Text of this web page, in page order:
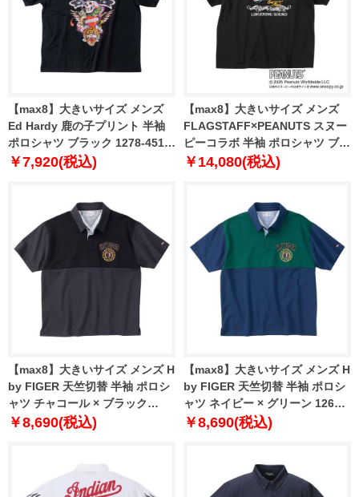
【max8】大きいサイズ メンズ
Ed Hardy 鹿の子プリント 半袖
ポロシャツ ブラック 1278-4516-
2 3L 4L 5L 6L 8L
￥7,920(税込)
【max8】大きいサイズ メンズ
FLAGSTAFF×PEANUTS スヌー
ピーコラボ 半袖 ポロシャツ ブラ
ック 1278-5229-1 3L 4L 5L 6L
￥14,080(税込)
【max8】大きいサイズ メンズ H
by FIGER 天竺切替 半袖 ポロシ
ャツ チャコール × ブラック
1268-4241-2 3L 4L 5L 6L 8L
￥8,690(税込)
【max8】大きいサイズ メンズ H
by FIGER 天竺切替 半袖 ポロシ
ャツ ネイビー × グリーン 1268-
4241-1 3L 4L 5L 6L 8L
￥8,690(税込)